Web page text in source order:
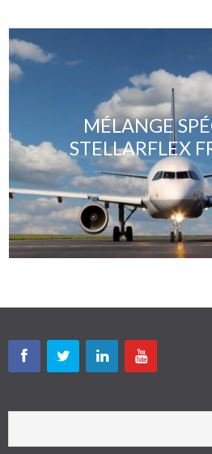
MÉLANGE
STELLARFLEX